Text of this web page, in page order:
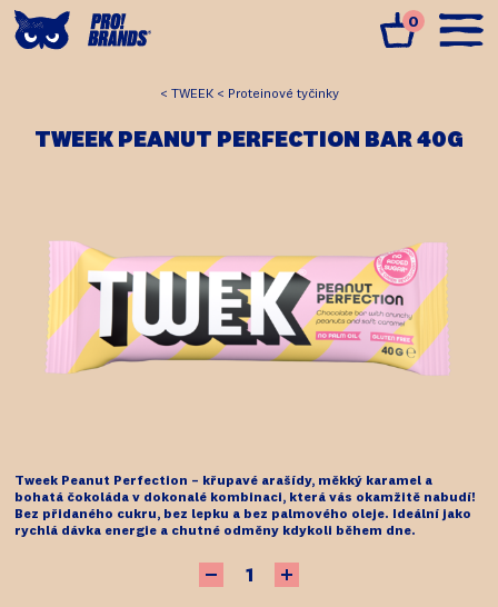
0
TWEEK Proteinové tyčinky
TWEEK PEANUT PERFECTION BAR 40G
Tweek Peanut Perfection – křupavé arašídy, měkký karamel a
bohatá čokoláda v dokonalé kombinaci, která vás okamžitě nabudí!
Bez přidaného cukru, bez lepku a bez palmového oleje. Ideální jako
rychlá dávka energie a chutné odměny kdykoli během dne.